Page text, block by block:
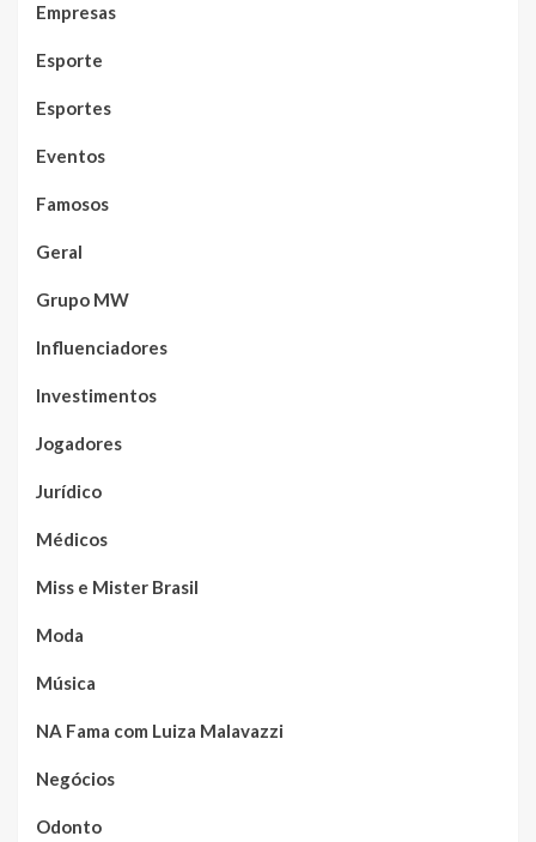
Empresas
Esporte
Esportes
Eventos
Famosos
Geral
Grupo MW
Influenciadores
Investimentos
Jogadores
Jurídico
Médicos
Miss e Mister Brasil
Moda
Música
NA Fama com Luiza Malavazzi
Negócios
Odonto